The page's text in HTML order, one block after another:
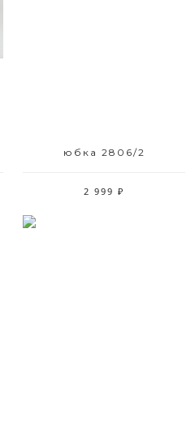
юбка 2806/2
2 999 ₽